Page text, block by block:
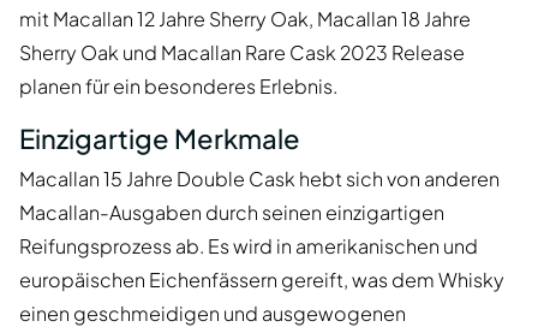
mit Macallan 12 Jahre Sherry Oak, Macallan 18 Jahre
Sherry Oak und Macallan Rare Cask 2023 Release
planen für ein besonderes Erlebnis.
Einzigartige Merkmale
Macallan 15 Jahre Double Cask hebt sich von anderen
Macallan-Ausgaben durch seinen einzigartigen
Reifungsprozess ab. Es wird in amerikanischen und
europäischen Eichenfässern gereift, was dem Whisky
einen geschmeidigen und ausgewogenen